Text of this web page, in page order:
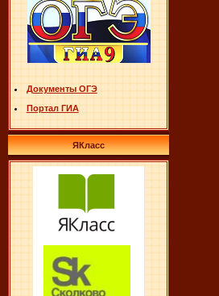
Документы ОГЭ
Портал ГИА
ЯКласс